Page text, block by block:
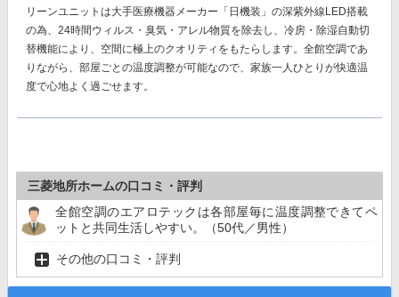
リーンユニットは大手医療機器メーカー「日機装」の深紫外線LED搭載
の為、24時間ウィルス・臭気・アレル物質を除去し、冷房・除湿自動切
替機能により、空間に極上のクオリティをもたらします。全館空調であ
りながら、部屋ごとの温度調整が可能なので、家族一人ひとりが快適温
度で心地よく過ごせます。
三菱地所ホームの口コミ・評判
全館空調のエアロテックは各部屋毎に温度調整できてペ
ットと共同生活しやすい。（50代／男性）
その他の口コミ・評判